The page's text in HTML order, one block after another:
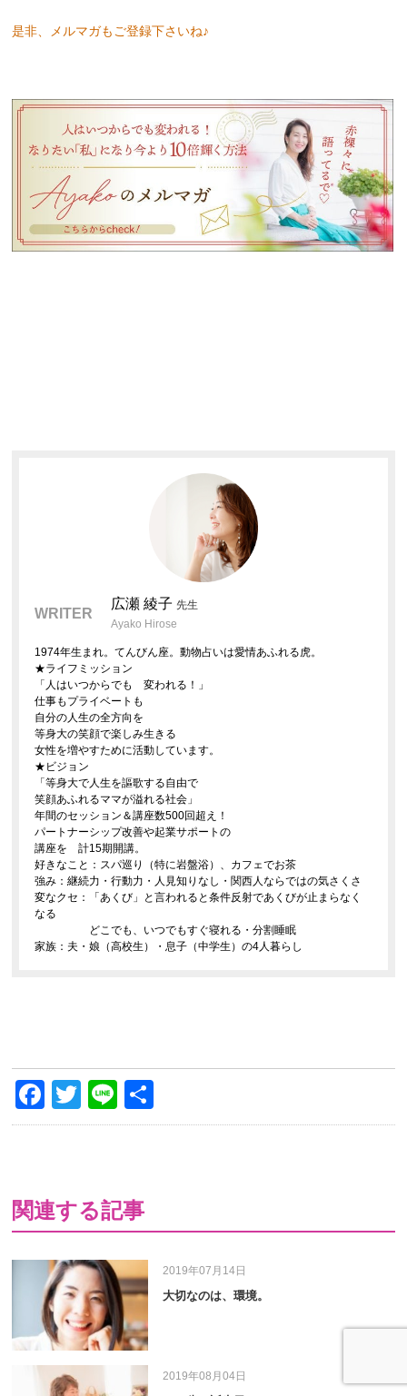
是非、メルマガもご登録下さいね♪
WRITER
広瀬 綾子 先生
Ayako Hirose
1974年生まれ。てんびん座。動物占いは愛情あふれる虎。
★ライフミッション
「人はいつからでも 変われる！」
仕事もプライベートも
自分の人生の全方向を
等身大の笑顔で楽しみ生きる
女性を増やすために活動しています。
★ビジョン
「等身大で人生を謳歌する自由で
笑顔あふれるママが溢れる社会」
年間のセッション＆講座数500回超え！
パートナーシップ改善や起業サポートの
講座を 計15期開講。
好きなこと：スパ巡り（特に岩盤浴）、カフェでお茶
強み：継続力・行動力・人見知りなし・関西人ならではの気さくさ
変なクセ：「あくび」と言われると条件反射であくびが止まらなく
なる
どこでも、いつでもすぐ寝れる・分割睡眠
家族：夫・娘（高校生）・息子（中学生）の4人暮らし
Facebook
Twitter
Line
有
関連する記事
2019年07月14日
大切なのは、環境。
2019年08月04日